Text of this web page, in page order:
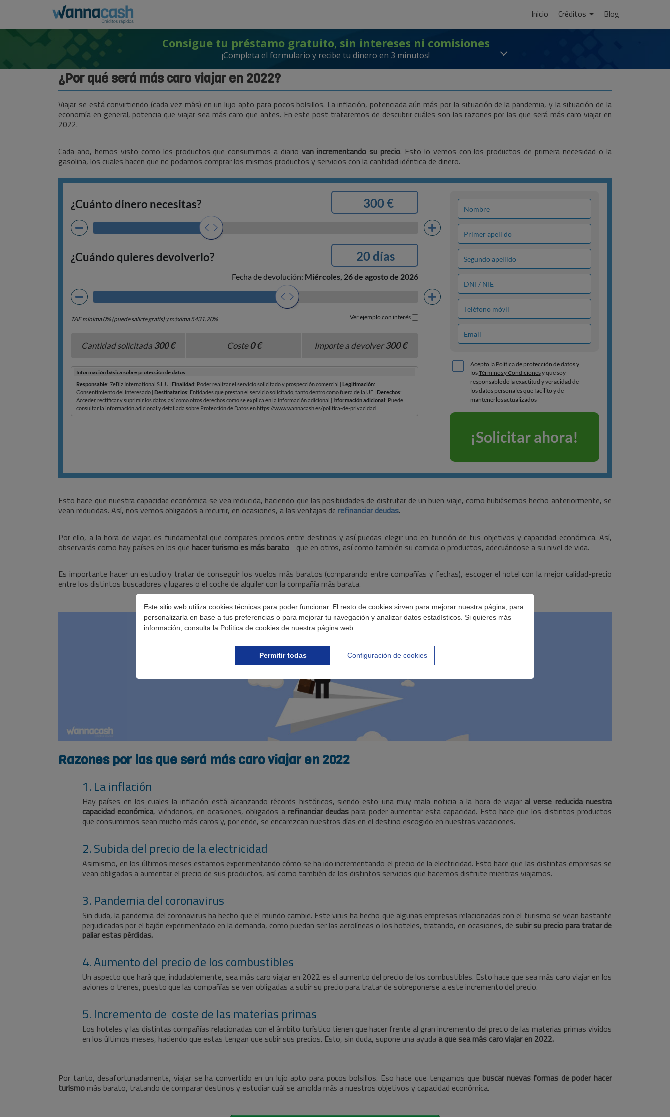
Este sitio web utiliza cookies técnicas para poder funcionar. El resto de cookies sirven para mejorar nuestra página, para
personalizarla en base a tus preferencias o para mejorar tu navegación y analizar datos estadísticos. Si quieres más
información, consulta la Política de cookies de nuestra página web.
Permitir todas Configuración de cookies
al
contenido
Inicio Créditos Blog
Consigue tu préstamo gratuito, sin intereses ni comisiones
¡Completa el formulario y recibe tu dinero en 3 minutos!
¿Por qué será más caro viajar en 2022?
Viajar se está convirtiendo (cada vez más) en un lujo apto para pocos bolsillos. La inflación, potenciada aún más por la situación de la pandemia, y la situación de la
economía en general, potencia que viajar sea más caro que antes. En este post trataremos de descubrir cuáles son las razones por las que será más caro viajar en
2022.
Cada año, hemos visto como los productos que consumimos a diario van incrementando su precio. Esto lo vemos con los productos de primera necesidad o la
gasolina, los cuales hacen que no podamos comprar los mismos productos y servicios con la cantidad idéntica de dinero.
Esto hace que nuestra capacidad económica se vea reducida, haciendo que las posibilidades de disfrutar de un buen viaje, como hubiésemos hecho anteriormente, se
vean reducidas. Así, nos vemos obligados a recurrir, en ocasiones, a las ventajas de refinanciar deudas.
Por ello, a la hora de viajar, es fundamental que compares precios entre destinos y así puedas elegir uno en función de tus objetivos y capacidad económica. Así,
observarás como hay países en los que hacer turismo es más barato que en otros, así como también su comida o productos, adecuándose a su nivel de vida.
Es importante hacer un estudio y tratar de conseguir los vuelos más baratos (comparando entre compañías y fechas), escoger el hotel con la mejor calidad-precio
entre los distintos buscadores y lugares o el coche de alquiler con la compañía más barata.
Razones por las que será más caro viajar en 2022
1. La inflación
Hay países en los cuales la inflación está alcanzando récords históricos, siendo esto una muy mala noticia a la hora de viajar al verse reducida nuestra
capacidad económica, viéndonos, en ocasiones, obligados a refinanciar deudas para poder aumentar esta capacidad. Esto hace que los distintos productos
que consumimos sean mucho más caros y, por ende, se encarezcan nuestros días en el destino escogido en nuestras vacaciones.
2. Subida del precio de la electricidad
Asimismo, en los últimos meses estamos experimentando cómo se ha ido incrementando el precio de la electricidad. Esto hace que las distintas empresas se
vean obligadas a aumentar el precio de sus productos, así como también de los distintos servicios que hacemos disfrute mientras viajamos.
3. Pandemia del coronavirus
Sin duda, la pandemia del coronavirus ha hecho que el mundo cambie. Este virus ha hecho que algunas empresas relacionadas con el turismo se vean bastante
perjudicadas por el bajón experimentado en la demanda, como puedan ser las aerolíneas o los hoteles, tratando, en ocasiones, de subir su precio para tratar de
paliar estas pérdidas.
4. Aumento del precio de los combustibles
Un aspecto que hará que, indudablemente, sea más caro viajar en 2022 es el aumento del precio de los combustibles. Esto hace que sea más caro viajar en los
aviones o trenes, puesto que las compañías se ven obligadas a subir su precio para tratar de sobreponerse a este incremento del precio.
5. Incremento del coste de las materias primas
Los hoteles y las distintas compañías relacionadas con el ámbito turístico tienen que hacer frente al gran incremento del precio de las materias primas vividos
en los últimos meses, haciendo que estas tengan que subir sus precios. Esto, sin duda, supone una ayuda a que sea más caro viajar en 2022.
Por tanto, desafortunadamente, viajar se ha convertido en un lujo apto para pocos bolsillos. Eso hace que tengamos que buscar nuevas formas de poder hacer
turismo más barato, tratando de comparar destinos y estudiar cuál se amolda más a nuestros objetivos y capacidad económica.